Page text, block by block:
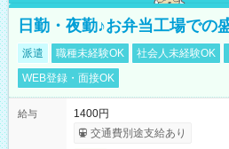
日勤・夜勤♪お弁当工場での
派遣 職種未経験OK 社会人未経験OK
WEB登録・面接OK
給与
1400円
交通費別途支給あり